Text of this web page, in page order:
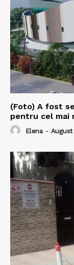
(Foto) A fost
pentru cel mai
Elena - August